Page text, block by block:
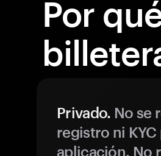
Por
Privado. No se
registro ni KYC
aplicación. No